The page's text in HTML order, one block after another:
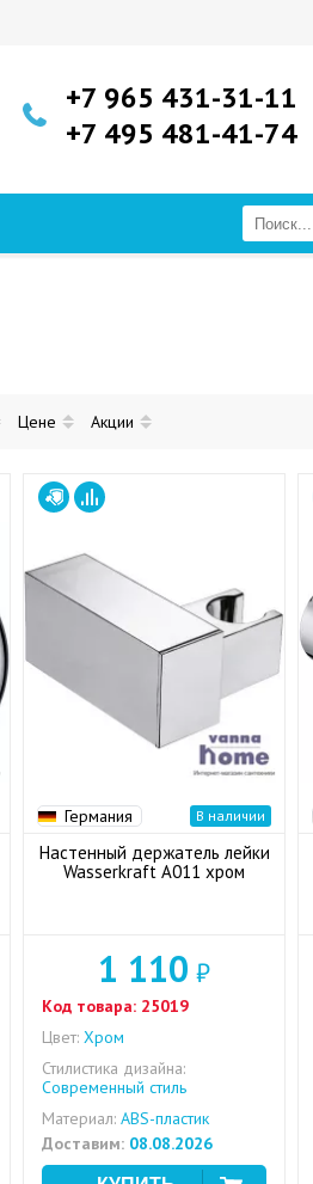
+7 965 431-31-11
+7 495 481-41-74
Цене Акции
Германия В наличии
Настенный держатель лейки
Wasserkraft A011 хром
1 110 ₽
Код товара: 25019
Цвет: Хром
Стилистика дизайна:
Современный стиль
Материал: ABS-пластик
Доставим: 08.08.2026